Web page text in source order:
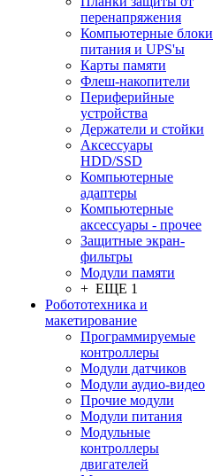
перенапряжения
Компьютерные блоки
питания и UPS'ы
Карты памяти
Флеш-накопители
Периферийные
устройства
Держатели и стойки
Аксессуары
HDD/SSD
Компьютерные
адаптеры
Компьютерные
аксессуары - прочее
Защитные экран-
фильтры
Модули памяти
+ ЕЩЕ 1
Робототехника и
макетирование
Программируемые
контроллеры
Модули датчиков
Модули аудио-видео
Прочие модули
Модули питания
Модульные
контроллеры
двигателей